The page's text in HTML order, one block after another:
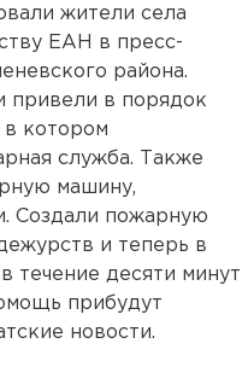
жители села
ЕАН в пресс-
района.
привели в порядок
в котором
служба. Также
машину,
Создали пожарную
и теперь в
течение десяти минут
прибудут
новости.